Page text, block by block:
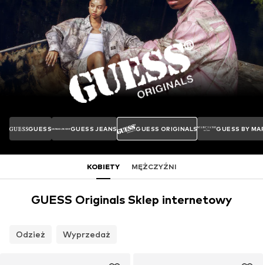
GUESS GUESS JEANS GUESS ORIGINALS GUESS BY
KOBIETY MĘŻCZYŹNI
GUESS Originals Sklep internetowy
Odzież Wyprzedaż